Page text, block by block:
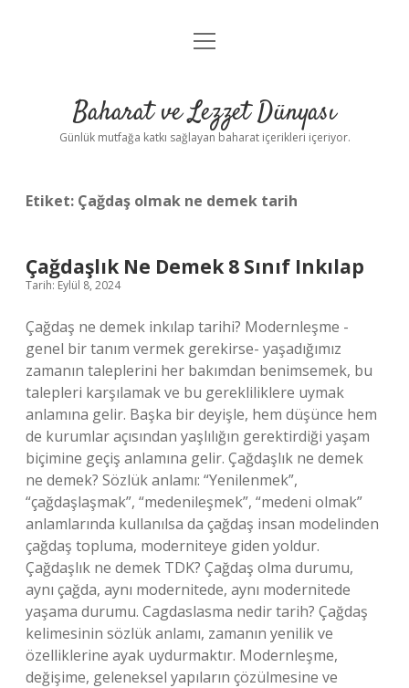
Anasayfa
Yasal Uyarı
menüyü
Baharat ve Lezzet Dünyası
Günlük mutfağa katkı sağlayan baharat içerikleri içeriyor.
Etiket: Çağdaş olmak ne demek tarih
Çağdaşlık Ne Demek 8 Sınıf Inkılap
Tarih: Eylül 8, 2024
Çağdaş ne demek inkılap tarihi? Modernleşme -
genel bir tanım vermek gerekirse- yaşadığımız
zamanın taleplerini her bakımdan benimsemek, bu
talepleri karşılamak ve bu gerekliliklere uymak
anlamına gelir. Başka bir deyişle, hem düşünce hem
de kurumlar açısından yaşlılığın gerektirdiği yaşam
biçimine geçiş anlamına gelir. Çağdaşlık ne demek
ne demek? Sözlük anlamı: “Yenilenmek”,
“çağdaşlaşmak”, “medenileşmek”, “medeni olmak”
anlamlarında kullanılsa da çağdaş insan modelinden
çağdaş topluma, moderniteye giden yoldur.
Çağdaşlık ne demek TDK? Çağdaş olma durumu,
aynı çağda, aynı modernitede, aynı modernitede
yaşama durumu. Cagdaslasma nedir tarih? Çağdaş
kelimesinin sözlük anlamı, zamanın yenilik ve
özelliklerine ayak uydurmaktır. Modernleşme,
değişime, geleneksel yapıların çözülmesine ve